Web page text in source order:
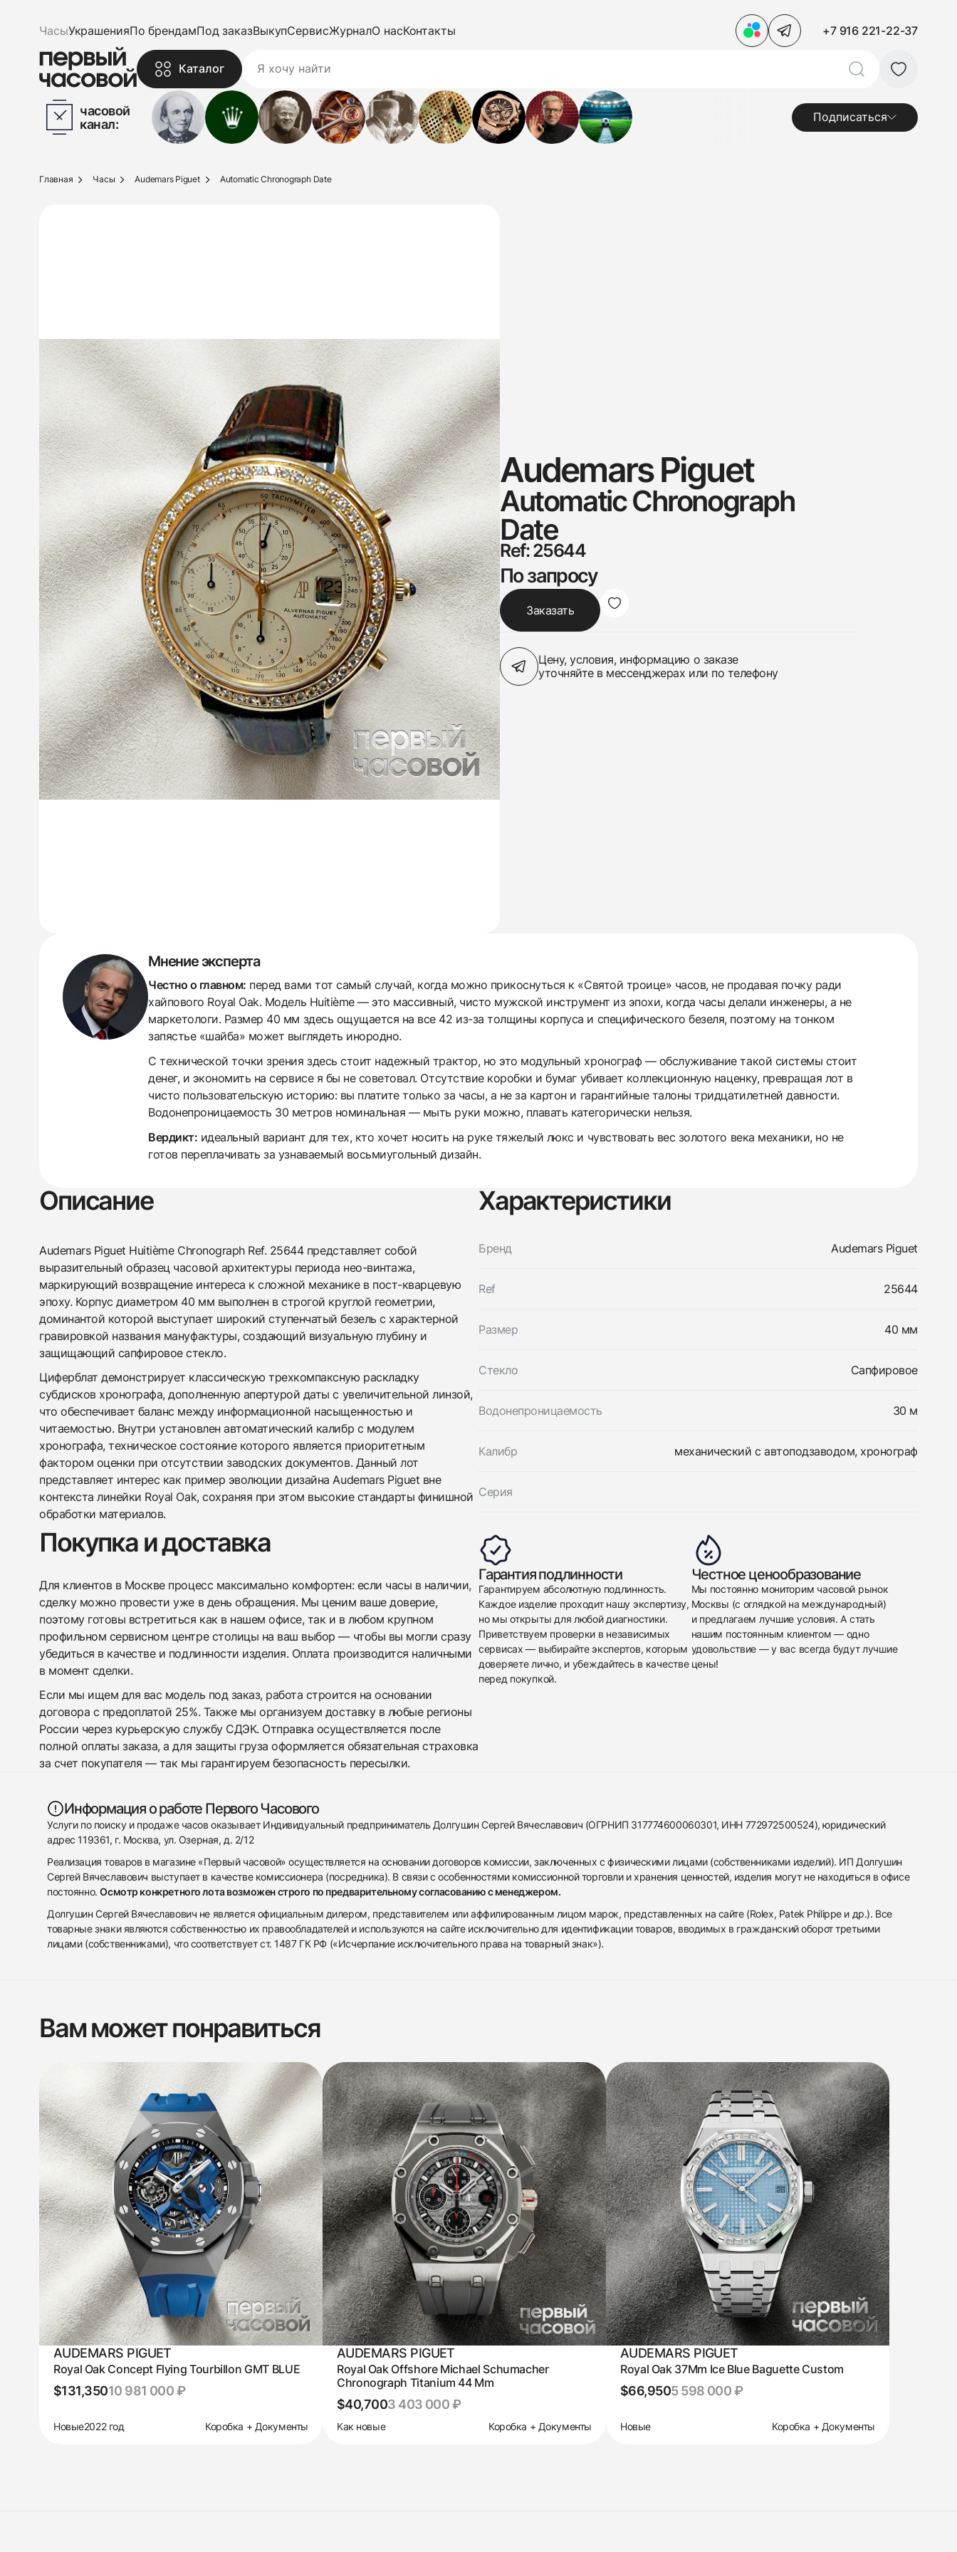
ЧасыУкрашенияПо брендамПод заказВыкупСервисЖурналО насКонтакты +7 916 221-22-37
Каталог
часовой
канал:
Подписаться
438
285
145
142
205
204
195
150
6
Главная Часы Audemars Piguet Automatic Chronograph Date
Audemars Piguet
Automatic Chronograph
Date
Ref: 25644
По запросу
Заказать
Цену, условия, информацию о заказе
уточняйте в мессенджерах или по телефону
Мнение эксперта
Честно о главном: перед вами тот самый случай, когда можно прикоснуться к «Святой троице» часов, не продавая почку ради
хайпового Royal Oak. Модель Huitième — это массивный, чисто мужской инструмент из эпохи, когда часы делали инженеры, а не
маркетологи. Размер 40 мм здесь ощущается на все 42 из-за толщины корпуса и специфического безеля, поэтому на тонком
запястье «шайба» может выглядеть инородно.
С технической точки зрения здесь стоит надежный трактор, но это модульный хронограф — обслуживание такой системы стоит
денег, и экономить на сервисе я бы не советовал. Отсутствие коробки и бумаг убивает коллекционную наценку, превращая лот в
чисто пользовательскую историю: вы платите только за часы, а не за картон и гарантийные талоны тридцатилетней давности.
Водонепроницаемость 30 метров номинальная — мыть руки можно, плавать категорически нельзя.
Вердикт: идеальный вариант для тех, кто хочет носить на руке тяжелый люкс и чувствовать вес золотого века механики, но не
готов переплачивать за узнаваемый восьмиугольный дизайн.
Описание
Audemars Piguet Huitième Chronograph Ref. 25644 представляет собой
выразительный образец часовой архитектуры периода нео-винтажа,
маркирующий возвращение интереса к сложной механике в пост-кварцевую
эпоху. Корпус диаметром 40 мм выполнен в строгой круглой геометрии,
доминантой которой выступает широкий ступенчатый безель с характерной
гравировкой названия мануфактуры, создающий визуальную глубину и
защищающий сапфировое стекло.
Циферблат демонстрирует классическую трехкомпаксную раскладку
субдисков хронографа, дополненную апертурой даты с увеличительной линзой,
что обеспечивает баланс между информационной насыщенностью и
читаемостью. Внутри установлен автоматический калибр с модулем
хронографа, техническое состояние которого является приоритетным
фактором оценки при отсутствии заводских документов. Данный лот
представляет интерес как пример эволюции дизайна Audemars Piguet вне
контекста линейки Royal Oak, сохраняя при этом высокие стандарты финишной
обработки материалов.
Характеристики
Бренд Audemars Piguet
Ref 25644
Размер 40 мм
Стекло Сапфировое
Водонепроницаемость 30 м
Калибр механический с автоподзаводом, хронограф
Серия
Покупка и доставка
Для клиентов в Москве процесс максимально комфортен: если часы в наличии,
сделку можно провести уже в день обращения. Мы ценим ваше доверие,
поэтому готовы встретиться как в нашем офисе, так и в любом крупном
профильном сервисном центре столицы на ваш выбор — чтобы вы могли сразу
убедиться в качестве и подлинности изделия. Оплата производится наличными
в момент сделки.
Если мы ищем для вас модель под заказ, работа строится на основании
договора с предоплатой 25%. Также мы организуем доставку в любые регионы
России через курьерскую службу СДЭК. Отправка осуществляется после
полной оплаты заказа, а для защиты груза оформляется обязательная страховка
за счет покупателя — так мы гарантируем безопасность пересылки.
Гарантия подлинности
Гарантируем абсолютную подлинность.
Каждое изделие проходит нашу экспертизу,
но мы открыты для любой диагностики.
Приветствуем проверки в независимых
сервисах — выбирайте экспертов, которым
доверяете лично, и убеждайтесь в качестве
перед покупкой.
Честное ценообразование
Мы постоянно мониторим часовой рынок
Москвы (с оглядкой на международный)
и предлагаем лучшие условия. А стать
нашим постоянным клиентом — одно
удовольствие — у вас всегда будут лучшие
цены!
Информация о работе Первого Часового
Услуги по поиску и продаже часов оказывает Индивидуальный предприниматель Долгушин Сергей Вячеславович (ОГРНИП 317774600060301, ИНН 772972500524), юридический
адрес 119361, г. Москва, ул. Озерная, д. 2/12
Реализация товаров в магазине «Первый часовой» осуществляется на основании договоров комиссии, заключенных с физическими лицами (собственниками изделий). ИП Долгушин
Сергей Вячеславович выступает в качестве комиссионера (посредника). В связи с особенностями комиссионной торговли и хранения ценностей, изделия могут не находиться в офисе
постоянно.Осмотр конкретного лота возможен строго по предварительному согласованию с менеджером.
Долгушин Сергей Вячеславович не является официальным дилером, представителем или аффилированным лицом марок, представленных на сайте (Rolex, Patek Philippe и др.). Все
товарные знаки являются собственностью их правообладателей и используются на сайте исключительно для идентификации товаров, вводимых в гражданский оборот третьими
лицами (собственниками), что соответствует ст. 1487 ГК РФ («Исчерпание исключительного права на товарный знак»).
Оставьте ваши контактные данные и мы свяжемся с
вами
Audemars Piguet
Automatic Chronograph Date
$257,500
Отправить заявку
вами
Audemars Piguet
Automatic Chronograph Date
Хорошее
$257,500
Приложите фото ваших часов…
Вам может понравиться
AUDEMARS PIGUET
Royal Oak Concept Flying Tourbillon GMT BLUE
$131,35010 981 000 ₽
Новые2022 год Коробка + Документы
AUDEMARS PIGUET
Royal Oak Offshore Michael Schumacher
Chronograph Titanium 44 Mm
$40,7003 403 000 ₽
Как новые Коробка + Документы
AUDEMARS PIGUET
Royal Oak 37Mm Ice Blue Baguette Custom
$66,9505 598 000 ₽
Новые Коробка + Документы